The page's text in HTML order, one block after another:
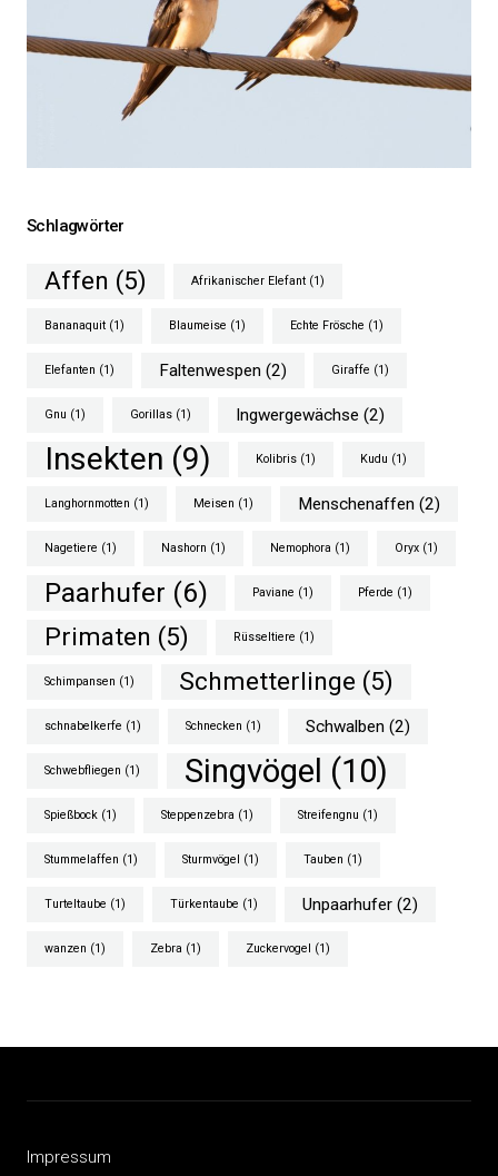
Schlagwörter
Affen (5) Afrikanischer Elefant (1)
Bananaquit (1) Blaumeise (1) Echte Frösche (1)
Elefanten (1) Faltenwespen (2) Giraffe (1)
Gnu (1) Gorillas (1) Ingwergewächse (2)
Insekten (9) Kolibris (1) Kudu (1)
Langhornmotten (1) Meisen (1) Menschenaffen (2)
Nagetiere (1) Nashorn (1) Nemophora (1) Oryx (1)
Paarhufer (6) Paviane (1) Pferde (1)
Primaten (5) Rüsseltiere (1)
Schimpansen (1) Schmetterlinge (5)
schnabelkerfe (1) Schnecken (1) Schwalben (2)
Schwebfliegen (1) Singvögel (10)
Spießbock (1) Steppenzebra (1) Streifengnu (1)
Stummelaffen (1) Sturmvögel (1) Tauben (1)
Turteltaube (1) Türkentaube (1) Unpaarhufer (2)
wanzen (1) Zebra (1) Zuckervogel (1)
Impressum